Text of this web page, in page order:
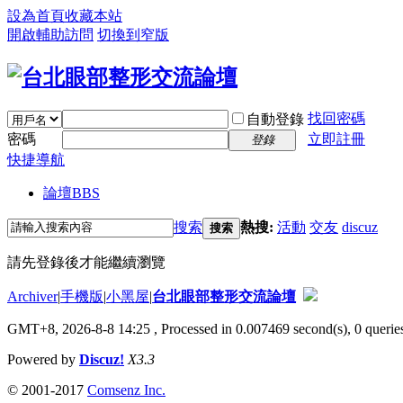
設為首頁收藏本站
開啟輔助訪問 切換到窄版
自動登錄 找回密碼
密碼
登錄
立即註冊
快捷導航
論壇BBS
搜索 搜索 熱搜: 活動 交友 discuz
請先登錄後才能繼續瀏覽
Archiver|手機版|小黑屋|台北眼部整形交流論壇
GMT+8, 2026-8-8 14:25 , Processed in 0.007469 second(s), 0
Powered by Discuz! X3.3
© 2001-2017 Comsenz Inc.